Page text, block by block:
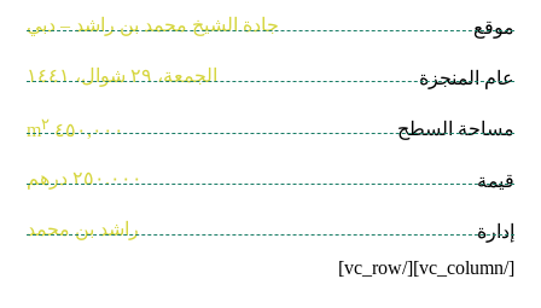
موقع جادة الشيخ محمد بن راشد – دبي
عام المنجزة الجمعة، ٢٩ شوال، ١٤٤١
مساحة السطح ٤٥٠,٠٠٠ m ٢
قيمة ٢٥٠.٠٠٠ درهم
إدارة
راشد بن محمد
[/vc_column][/vc_row]